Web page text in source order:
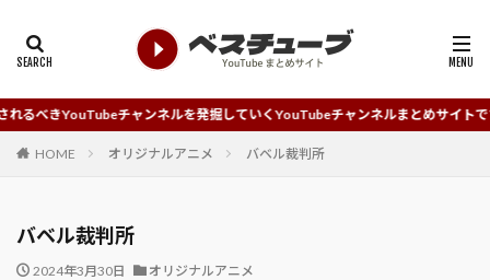
チャンネルを発掘していくYouTubeチャンネルまとめサイトです。
HOME オリジナルアニメ バベル裁判所
バベル裁判所
2024年3月30日
オリジナルアニメ